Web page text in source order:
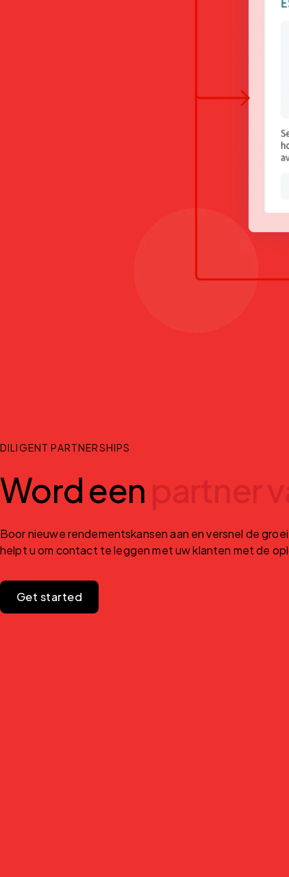
DILIGENT PARTNERSHIPS
Word eenpartner
Boor nieuwe rendementskansen aan en versnel de
helpt u om contact te leggen met uw klanten met de
Get started